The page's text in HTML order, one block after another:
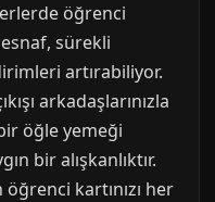
öğrenci
sürekli
artırabiliyor.
arkadaşlarınızla
öğle yemeği
bir alışkanlıktır.
kartınızı her